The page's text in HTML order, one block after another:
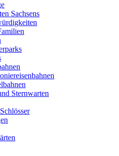
Sachsens
Sternwarten